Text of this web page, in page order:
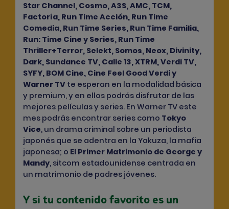
Star Channel, Cosmo, A3S, AMC, TCM,
Factoría, Run Time Acción, Run Time
Comedia, Run Time Series, Run Time Familia,
Run: Time Cine y Series, Run Time
Thriller+Terror, Selekt, Somos, Neox, Divinity,
Dark, Sundance TV, Calle 13, XTRM, Verdi TV,
SYFY, BOM Cine, Cine Feel Good Verdi y
Warner TV te esperan en la modalidad básica
y premium, y en ellos podrás disfrutar de las
mejores películas y series. En Warner TV este
mes podrás encontrar series como Tokyo
Vice, un drama criminal sobre un periodista
japonés que se adentra en la Yakuza, la mafia
japonesa; o El Primer Matrimonio de George y
Mandy, sitcom estadounidense centrada en
un matrimonio de padres jóvenes.
Y si tu contenido favorito es un